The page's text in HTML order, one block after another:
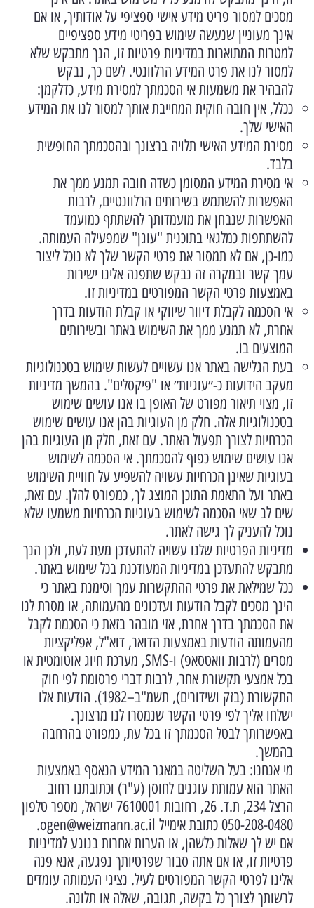
מסכים למסור פריט מידע אישי ספציפי על אודותיך, או אם
אינך מעוניין שנעשה שימוש בפריטי מידע ספציפיים
למטרות המתוארות במדיניות פרטיות זו, הנך מתבקש שלא
למסור לנו את פרט המידע הרלוונטי. לשם כך, נבקש
להבהיר את משמעות אי הסכמתך למסירת מידע, כדלקמן:
ככלל, אין חובה חוקית המחייבת אותך למסור לנו את המידע
האישי שלך.
מסירת המידע האישי תלויה ברצונך ובהסכמתך החופשית
בלבד.
אי מסירת המידע המסומן כשדה חובה תמנע ממך את
האפשרות להשתמש בשירותים הרלוונטיים, לרבות
האפשרות שנבחן את מועמדותך להשתתף כמועמד
להשתתפות כמלגאי בתוכנית "עוגן" שמפעילה העמותה.
כמו-כן, אם לא תמסור את פרטי הקשר שלך לא נוכל ליצור
עמך קשר ובמקרה זה נבקש שתפנה אלינו ישירות
באמצעות פרטי הקשר המפורטים במדיניות זו.
אי הסכמה לקבלת דיוור שיווקי או קבלת הודעות בדרך
אחרת, לא תמנע ממך את השימוש באתר ובשירותים
המוצעים בו.
בעת הגלישה באתר אנו עשויים לעשות שימוש בטכנולוגיות
מעקב הידועות כ-״עוגיות״ או "פיקסלים". בהמשך מדיניות
זו, מצוי תיאור מפורט של האופן בו אנו עושים שימוש
בטכנולוגיות אלה. חלק מן העוגיות בהן אנו עושים שימוש
הכרחיות לצורך תפעול האתר. עם זאת, חלק מן העוגיות בהן
אנו עושים שימוש כפוף להסכמתך. אי הסכמה לשימוש
בעוגיות שאינן הכרחיות עשויה להשפיע על חוויית השימוש
באתר ועל התאמת התוכן המוצג לך, כמפורט להלן. עם זאת,
שים לב שאי הסכמה לשימוש בעוגיות הכרחיות משמעו שלא
נוכל להעניק לך גישה לאתר.
מדיניות הפרטיות שלנו עשויה להתעדכן מעת לעת, ולכן הנך
מתבקש להתעדכן במדיניות המעודכנת בכל שימוש באתר.
ככל שמילאת את פרטי ההתקשרות עמך וסימנת באתר כי
הינך מסכים לקבל הודעות ועדכונים מהעמותה, או מסרת לנו
את הסכמתך בדרך אחרת, אזי מובהר בזאת כי הסכמת לקבל
מהעמותה הודעות באמצעות הדואר, דוא"ל, אפליקציות
מסרים (לרבות וואטסאפ) ו-SMS, מערכת חיוג אוטומטית או
בכל אמצעי תקשורת אחר, לרבות דברי פרסומת לפי חוק
התקשורת (בזק ושידורים), תשמ"ב–1982). הודעות אלו
ישלחו אליך לפי פרטי הקשר שנמסרו לנו מרצונך.
באפשרותך לבטל הסכמתך זו בכל עת, כמפורט בהרחבה
בהמשך.
מי אנחנו: בעל השליטה במאגר המידע הנאסף באמצעות
האתר הוא עמותת עוגנים לחוסן (ע"ר) וכתובתנו רחוב
הרצל 234, ת.ד. 26, רחובות 7610001 ישראל, מספר טלפון
050-208-0480 כתובת אימייל
ogen@weizmann.ac.il
.
אם יש לך שאלות כלשהן, או הערות אחרות בנוגע למדיניות
פרטיות זו, או אם אתה סבור שפרטיותך נפגעה, אנא פנה
אלינו לפרטי הקשר המפורטים לעיל. נציגי העמותה עומדים
לרשותך לצורך כל בקשה, תגובה, שאלה או תלונה.